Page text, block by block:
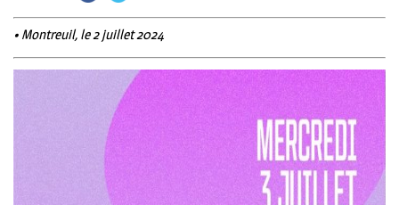
• Montreuil, le 2 juillet 2024